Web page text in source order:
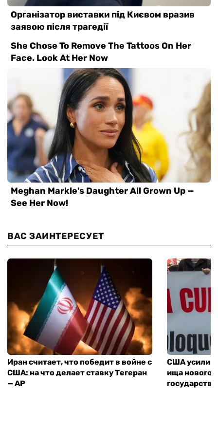
ВАС ЗАИНТЕРЕСУЕТ
Иран считает, что победит в войне с
США: на что делает ставку Тегеран
— AP
США
ища нового